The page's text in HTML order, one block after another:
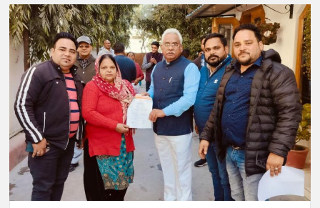
से
अध्यक्ष
पद
के
लिए
भाजपा
से
अतुल
वशिष्ठ
की
दावेदारी